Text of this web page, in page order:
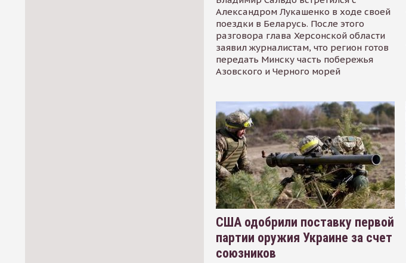
Александром Лукашенко в ходе своей
поездки в Беларусь. После этого
разговора глава Херсонской области
заявил журналистам, что регион готов
передать Минску часть побережья
Азовского и Черного морей
США одобрили поставку первой
партии оружия Украине за счет
союзников